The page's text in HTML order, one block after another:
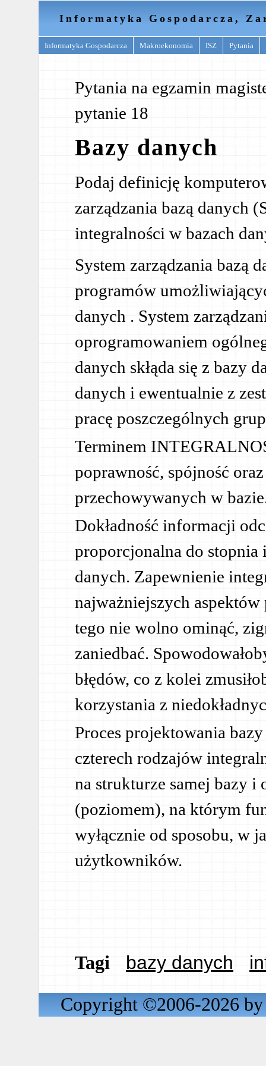
Informatyka Gospodarcza,
Informatyka Gospodarcza Makroekonomia ISZ Pytania
Pytania na egzamin
pytanie 18
Bazy danych
Podaj definicję
zarządzania bazą danych
integralności w bazach
System zarządzania bazą
programów
danych . System
oprogramowaniem
danych skłąda się z bazy
danych i ewentualnie z
pracę poszczególnych
Terminem
poprawność, spójność
przechowywanych w
Dokładność informacji
proporcjonalna do
danych. Zapewnienie
najważniejszych
tego nie wolno ominąć,
zaniedbać.
błędów, co z kolei
korzystania z
Proces projektowania
czterech rodzajów
na strukturze samej bazy i
(poziomem), na którym
wyłącznie od sposobu, w
użytkowników.
Tagi bazy danych
Copyright ©2006-2026